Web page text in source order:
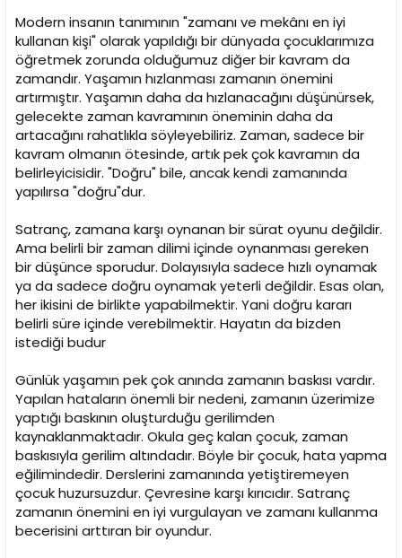
Modern insanın tanımının "zamanı ve mekânı en iyi
kullanan kişi" olarak yapıldığı bir dünyada çocuklarımıza
öğretmek zorunda olduğumuz diğer bir kavram da
zamandır. Yaşamın hızlanması zamanın önemini
artırmıştır. Yaşamın daha da hızlanacağını düşünürsek,
gelecekte zaman kavramının öneminin daha da
artacağını rahatlıkla söyleyebiliriz. Zaman, sadece bir
kavram olmanın ötesinde, artık pek çok kavramın da
belirleyicisidir. "Doğru" bile, ancak kendi zamanında
yapılırsa "doğru"dur.
Satranç, zamana karşı oynanan bir sürat oyunu değildir.
Ama belirli bir zaman dilimi içinde oynanması gereken
bir düşünce sporudur. Dolayısıyla sadece hızlı oynamak
ya da sadece doğru oynamak yeterli değildir. Esas olan,
her ikisini de birlikte yapabilmektir. Yani doğru kararı
belirli süre içinde verebilmektir. Hayatın da bizden
istediği budur
Günlük yaşamın pek çok anında zamanın baskısı vardır.
Yapılan hataların önemli bir nedeni, zamanın üzerimize
yaptığı baskının oluşturduğu gerilimden
kaynaklanmaktadır. Okula geç kalan çocuk, zaman
baskısıyla gerilim altındadır. Böyle bir çocuk, hata yapma
eğilimindedir. Derslerini zamanında yetiştiremeyen
çocuk huzursuzdur. Çevresine karşı kırıcıdır. Satranç
zamanın önemini en iyi vurgulayan ve zamanı kullanma
becerisini arttıran bir oyundur.